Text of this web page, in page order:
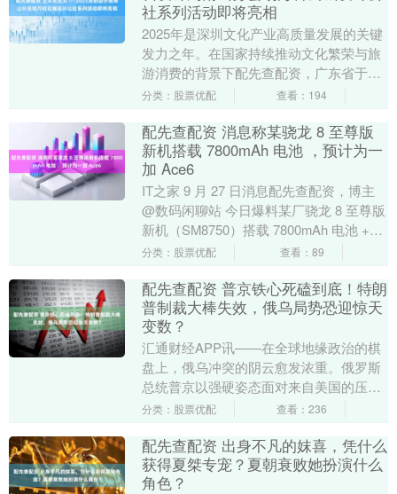
社系列活动即将亮相
2025年是深圳文化产业高质量发展的关键
发力之年。在国家持续推动文化繁荣与旅
游消费的背景下配先查配资，广东省于今
年5月推出文化产业高质量发展“政策包”，
分类：股票优配 查看：194
配先查配资 消息称某骁龙 8 至尊版
新机搭载 7800mAh 电池 ，预计为一
加 Ace6
IT之家 9 月 27 日消息配先查配资，博主
@数码闲聊站 今日爆料某厂骁龙 8 至尊版
新机（SM8750）搭载 7800mAh 电池 +
120W 有线快充....
分类：股票优配 查看：89
配先查配资 普京铁心死磕到底！特朗
普制裁大棒失效，俄乌局势恐迎惊天
变数？
汇通财经APP讯——在全球地缘政治的棋
盘上，俄乌冲突的阴云愈发浓重。俄罗斯
总统普京以强硬姿态面对来自美国的压
力，尤其是特朗普威胁实施的严厉制裁，
分类：股票优配 查看：236
配先查配资 出身不凡的妺喜，凭什么
获得夏桀专宠？夏朝衰败她扮演什么
角色？